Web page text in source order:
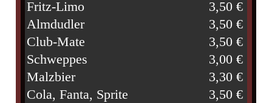
Fritz-Limo
3,50 €
Almdudler
3,50 €
Club-Mate
3,50 €
Schweppes
3,00 €
Malzbier
3,30 €
Cola, Fanta, Sprite
3,50 €